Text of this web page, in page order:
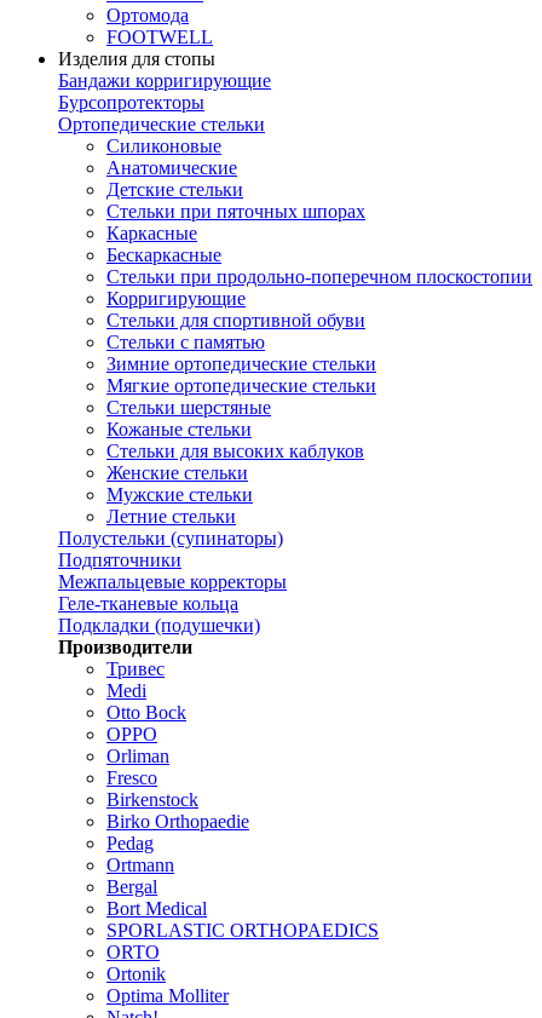
Ортомода
FOOTWELL
Изделия для стопы
Бандажи корригирующие
Бурсопротекторы
Ортопедические стельки
Силиконовые
Анатомические
Детские стельки
Стельки при пяточных шпорах
Каркасные
Бескаркасные
Стельки при продольно-поперечном плоскостопии
Корригирующие
Стельки для спортивной обуви
Стельки с памятью
Зимние ортопедические стельки
Мягкие ортопедические стельки
Стельки шерстяные
Кожаные стельки
Стельки для высоких каблуков
Женские стельки
Мужские стельки
Летние стельки
Полустельки (супинаторы)
Подпяточники
Межпальцевые корректоры
Геле-тканевые кольца
Подкладки (подушечки)
Производители
Тривес
Medi
Otto Bock
OPPO
Orliman
Fresco
Birkenstock
Birko Orthopaedie
Pedag
Ortmann
Bergal
Bort Medical
SPORLASTIC ORTHOPAEDICS
ORTO
Ortonik
Optima Molliter